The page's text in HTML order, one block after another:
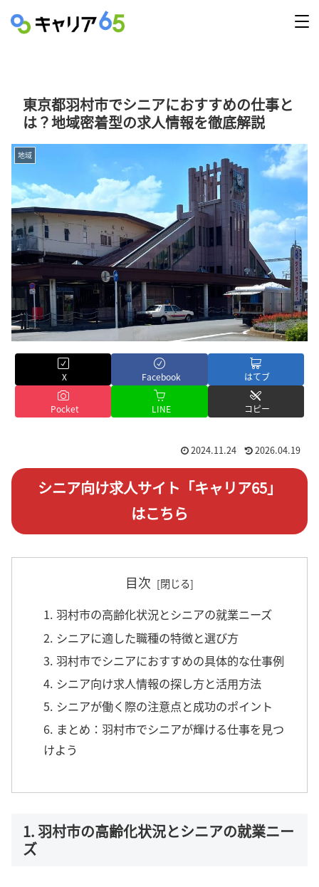
東京都羽村市でシニアにおすすめの仕事と
は？地域密着型の求人情報を徹底解説
地域
X Facebook はてブ
Pocket LINE コピー
2024.11.24 2026.04.19
シニア向け求人サイト「キャリア65」
はこちら
目次
1. 羽村市の高齢化状況とシニアの就業ニーズ
2. シニアに適した職種の特徴と選び方
3. 羽村市でシニアにおすすめの具体的な仕事例
4. シニア向け求人情報の探し方と活用方法
5. シニアが働く際の注意点と成功のポイント
6. まとめ：羽村市でシニアが輝ける仕事を見つ
けよう
1. 羽村市の高齢化状況とシニアの就業ニー
ズ